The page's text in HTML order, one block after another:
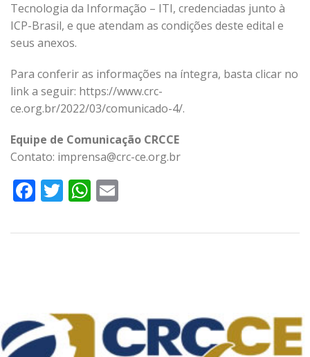
Tecnologia da Informação – ITI, credenciadas junto à
ICP-Brasil, e que atendam as condições deste edital e
seus anexos.
Para conferir as informações na íntegra, basta clicar no
link a seguir: https://www.crc-
ce.org.br/2022/03/comunicado-4/.
Equipe de Comunicação CRCCE
Contato: imprensa@crc-ce.org.br
Facebook
TwitterWhatsApp